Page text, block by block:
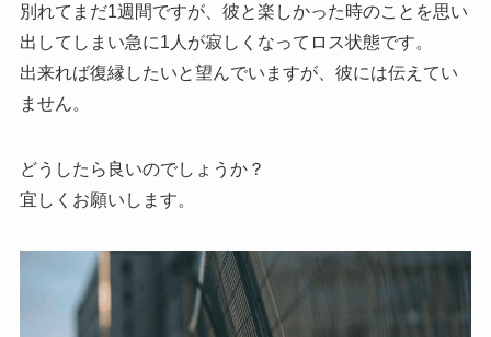
別れてまだ1週間ですが、彼と楽しかった時のことを思い
出してしまい急に1人が寂しくなってロス状態です。
出来れば復縁したいと望んでいますが、彼には伝えてい
ません。
どうしたら良いのでしょうか？
宜しくお願いします。